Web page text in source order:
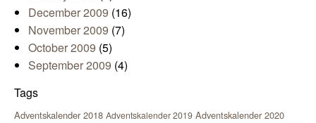
December 2009 (16)
November 2009 (7)
October 2009 (5)
September 2009 (4)
Tags
Adventskalender 2018 Adventskalender 2019 Adventskalender 2020